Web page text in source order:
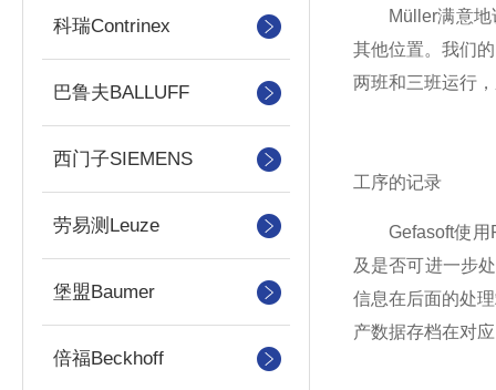
科瑞Contrinex
巴鲁夫BALLUFF
西门子SIEMENS
劳易测Leuze
堡盟Baumer
倍福Beckhoff
Müller满意地说
其他位置。我们
两班和三班运行
工序的记录
Gefasoft使用
及是否可进一步
信息在后面的处
产数据存档在对